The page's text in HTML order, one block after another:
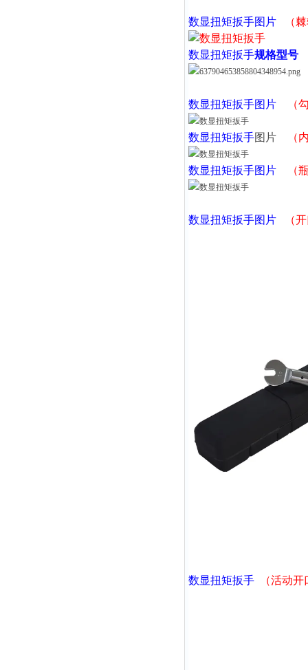
数显扭矩扳手图片 （
数显扭矩扳手规格型号
数显扭矩扳手图片 （
数显扭矩扳手图片 （
数显扭矩扳手图片 （
数显扭矩扳手图片 （
数显扭矩扳手 （活动